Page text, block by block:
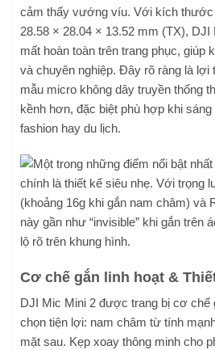
cảm thấy vướng víu. Với kích
28.58 × 28.04 × 13.52 mm (TX),
mất hoàn toàn trên trang phục, giúp
và chuyên nghiệp. Đây rõ ràng là
mẫu micro không dây truyền thống
kềnh hơn, đặc biệt phù hợp khi sáng
fashion hay du lịch.
Cơ chế gắn linh hoạt &
DJI Mic Mini 2 được trang bị cơ chế
chọn tiện lợi: nam châm từ tính
mặt sau. Kẹp xoay thông minh cho